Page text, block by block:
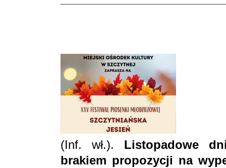
(Inf. wł.). Listopadowe
brakiem propozycji na